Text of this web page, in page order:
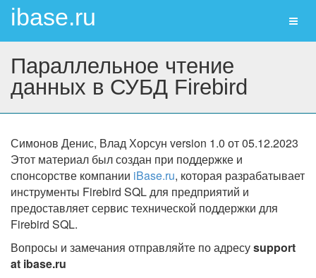
ibase.ru
Параллельное чтение
данных в СУБД Firebird
Симонов Денис, Влад Хорсун version 1.0 от 05.12.2023
Этот материал был создан при поддержке и
спонсорстве компании iBase.ru, которая разрабатывает
инструменты Firebird SQL для предприятий и
предоставляет сервис технической поддержки для
Firebird SQL.
Вопросы и замечания отправляйте по адресуsupport
at ibase.ru